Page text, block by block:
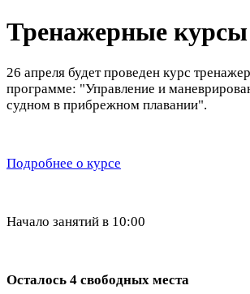
Тренажерные курсы
26 апреля будет проведен курс
программе: "Управление и
судном в прибрежном плавании".
Подробнее о курсе
Начало занятий в 10:00
Осталось 4 свободных места